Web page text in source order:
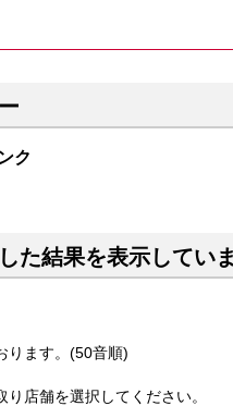
ク
た結果を表示してい
ります。(50音順)
店舗を選択してください。